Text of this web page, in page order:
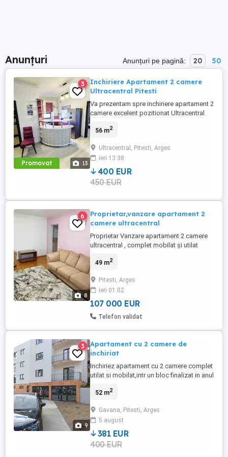
Anunțuri Anunțuri pe pagină: 20 50
Promovat 13
3
Inchiriere Apartament 2 camere
Ultracentral Pitesti
Va prezentam spre inchiriere apartament 2
camere excelent pozitionat Ultracentral
modern, [ fond nou } oferă o combinație
suprafață utilă de 56 mp , balcon generos
, acest apartament de la etajul 5 7 vă
așteaptă să vă ...
56 m2
Ultracentral, Pitesti, Arges
ieri 13:38
400 EUR
450 EUR
8
6
Proprietar,vanzare apartament 2
camere ultracentral
Proprietar Vanzare apartament 2 camere
ultracentral , complet mobilat și utilat
Ultracentral, lângă Primărie, acces rapid la
transport in comun,parcare gratuită in fața
blocului, zonă liniștită,parc in fața
blocului(casa căsătoriilor). ...
49 m2
Pitesti, Arges
ieri 01:02
107 000 EUR
Telefon validat
9
3
Apartament cu 2 camere de
inchiriat
Inchiriez apartament cu 2 camere complet
utilat si mobilat,intr un bloc finalizat in anul
balcon,loc de parcare si mult spatiu verde
nr 2
52 m2
Gavana, Pitesti, Arges
5 august
381 EUR
400 EUR